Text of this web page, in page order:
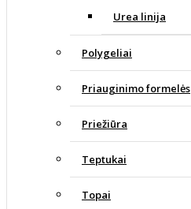
Urea linija
Polygeliai
Priauginimo formelės
Priežiūra
Teptukai
Topai